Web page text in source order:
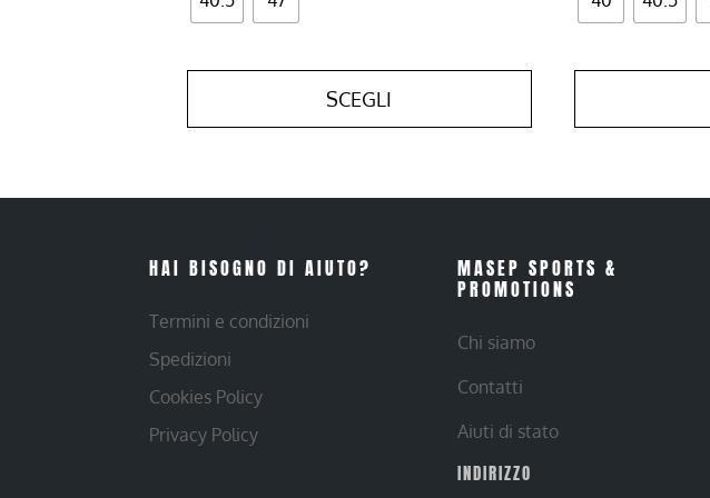
SCEGLI
HAI BISOGNO DI AIUTO?
Termini e condizioni
Spedizioni
Cookies Policy
Privacy Policy
MASEP SPORTS &
PROMOTIONS
Chi siamo
Contatti
Aiuti di stato
INDIRIZZO